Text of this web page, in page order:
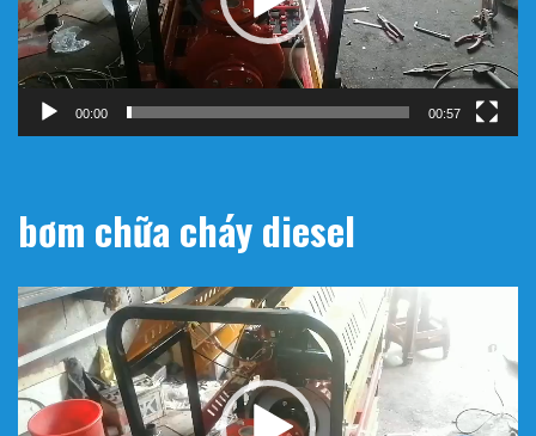
00:00 00:57
bơm chữa cháy diesel
Trình
chơi
Video